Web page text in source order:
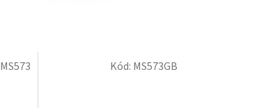
MS573 Kód: MS573GB